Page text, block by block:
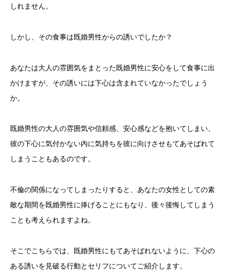
しれません。
しかし、その食事は既婚男性からの誘いでしたか？
あなたは大人の雰囲気をまとった既婚男性に安心をして食事に出
かけますが、その誘いには下心は含まれていなかったでしょう
か。
既婚男性の大人の雰囲気や信頼感、安心感などを抱いてしまい、
彼の下心に気付かない内に気持ちを彼に向けさせもてあそばれて
しまうこともあるのです。
不倫の関係になってしまったりすると、あなたの女性としての素
敵な期間を既婚男性に捧げることにもなり、後々後悔してしまう
ことも考えられますよね。
そこでこちらでは、既婚男性にもてあそばれないように、下心の
ある誘いを見破る行動とセリフについてご紹介します。